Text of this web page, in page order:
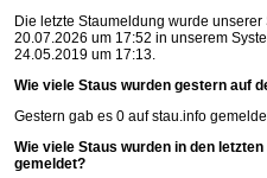
Die letzte Staumeldung wurde
20.07.2026 um 17:52 in unserem
24.05.2019 um 17:13.
Wie viele Staus wurden gestern auf
Gestern gab es 0 aufstau.info
Wie viele Staus wurden in den
gemeldet?